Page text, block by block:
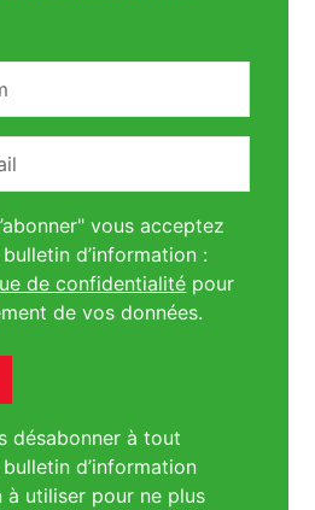
vous acceptez
d’information :
de confidentialité pour
de vos données.
désabonner à tout
d’information
à utiliser pour ne plus